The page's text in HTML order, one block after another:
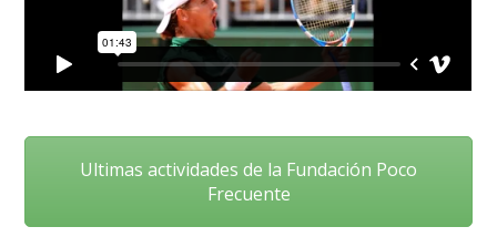
Ultimas actividades de la Fundación Poco
Frecuente